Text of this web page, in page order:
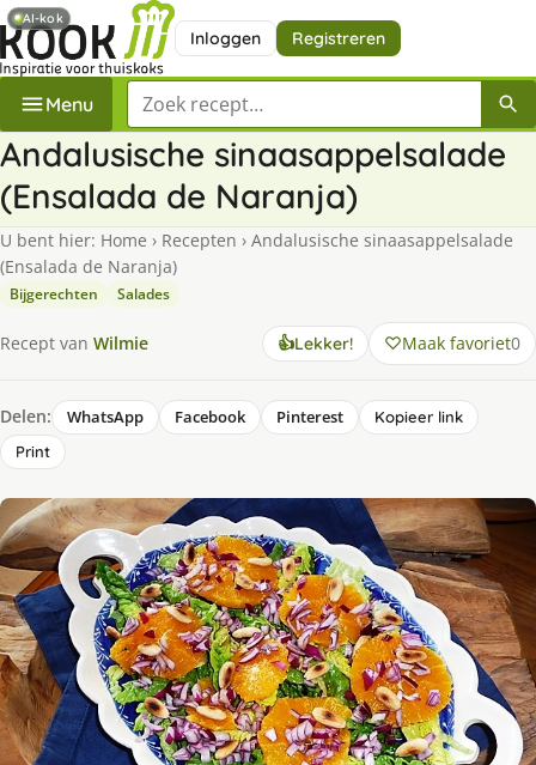
Inloggen Registreren
Menu Zoek een recept
Andalusische sinaasappelsalade
(Ensalada de Naranja)
U bent hier: Home › Recepten › Andalusische sinaasappelsalade
(Ensalada de Naranja)
Bijgerechten Salades
Recept van Wilmie 👍Lekker! Maak favoriet0
Delen: WhatsApp Facebook Pinterest
Kopieer link
Print
AI-kok